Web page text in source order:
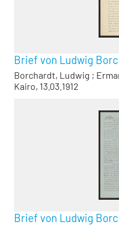
Brief von Ludwig
Borchardt, Ludwig ;
Kairo, 13.03.1912
Brief von Ludwig